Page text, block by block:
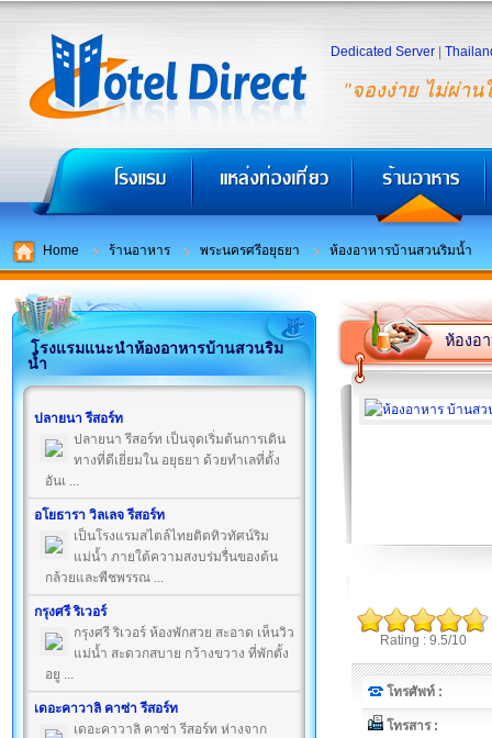
"จองง่าย ไม่ผ่าน
Dedicated Server
Home ร้านอาหาร พระนครศรีอยุธยา ห้องอาหารบ้านสวนริมน้ำ
โรงแรมแนะนำห้องอาหารบ้านสวนริม
น้ำ
ปลายนา รีสอร์ท
ปลายนา รีสอร์ท เป็นจุดเริ่มต้นการเดิน
ทางที่ดีเยี่ยมใน อยุธยา ด้วยทำเลที่ตั้ง
อันเ ...
อโยธารา วิลเลจ รีสอร์ท
เป็นโรงแรมสไตล์ไทยติดทิวทัศน์ริม
แม่น้ำ ภายใต้ความสงบร่มรื่นของต้น
กล้วยและพืชพรรณ ...
กรุงศรี ริเวอร์
กรุงศรี ริเวอร์ ห้องพักสวย สะอาด เห็นวิว
แม่น้ำ สะดวกสบาย กว้างขวาง ที่พักตั้ง
อยู ...
เดอะคาวาลิ คาซ่า รีสอร์ท
เดอะคาวาลิ คาซ่า รีสอร์ท ห่างจาก
ห้องอ
Rating : 9.5/10
โทรศัพท์ :
โทรสาร :